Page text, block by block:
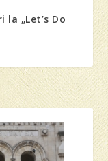
„Let’s Do